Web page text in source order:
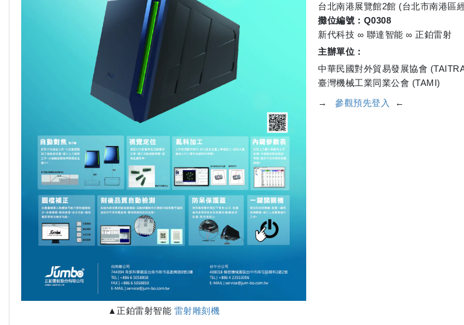
▲正鉑雷射智能 雷射雕刻機
台北南港展覽館2館 (台北市南港區
攤位編號：Q0308
新代科技 ∞ 聯達智能 ∞ 正鉑雷射
主辦單位：
中華民國對外貿易發展協會
臺灣機械工業同業公會 (TAMI)
→ 參觀預先登入 ←